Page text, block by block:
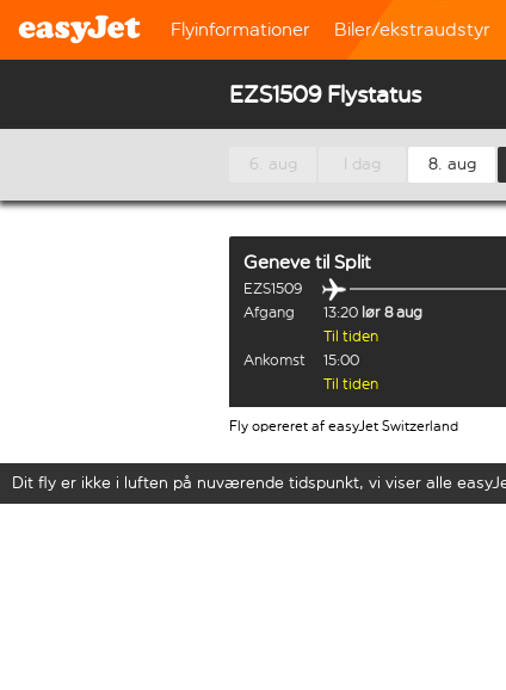
Flyinformationer Biler/ekstraudstyr
EZS1509 Flystatus
6. aug I dag 8. aug
Geneve til Split
EZS1509
Afgang
13:20 lør 8 aug
Til tiden
Ankomst
15:00
Til tiden
Fly opereret af easyJet Switzerland
Dit fly er ikke i luften på nuværende tidspunkt, vi viser alle